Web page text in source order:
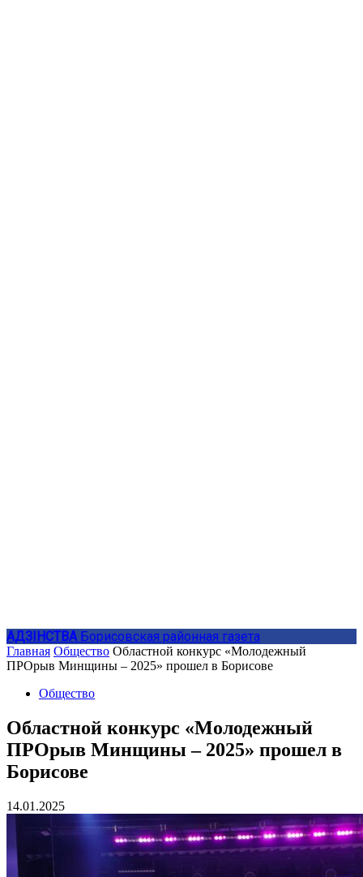
АДЗIНСТВА Борисовская районная газета
Главная Общество Областной конкурс «Молодежный
ПРОрыв Минщины – 2025» прошел в Борисове
Общество
Областной конкурс «Молодежный
ПРОрыв Минщины – 2025» прошел в
Борисове
14.01.2025